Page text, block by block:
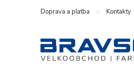
Doprava a platba Kontakty